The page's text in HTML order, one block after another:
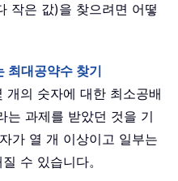
작은 값)을 찾으려면 어떻
최대공약수 찾기
개의 숫자에 대한 최소공배
는 과제를 받았던 것을 기
가 열 개 이상이고 일부는
수 있습니다。